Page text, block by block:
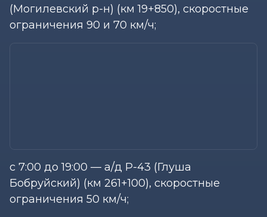
(Могилевский р-н) (км 19+850), скоростные
ограничения 90 и 70 км/ч;
с 7:00 до 19:00 — а/д Р-43 (Глуша
Бобруйский) (км 261+100), скоростные
ограничения 50 км/ч;